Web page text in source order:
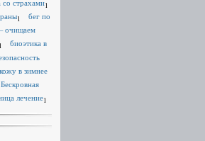
со страхами1
1
бег по
очищаем
биоэтика в
в зимнее
Бескровная
лечение1